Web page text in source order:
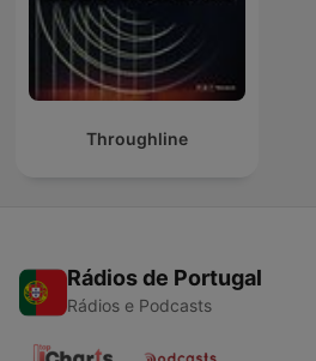
Throughline
Rádios de Portugal
Rádios e Podcasts